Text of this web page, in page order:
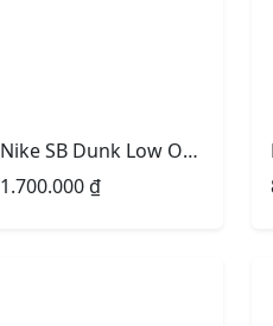
Nike SB Dunk Low Otomo Brown -Size 41
1.700.000₫